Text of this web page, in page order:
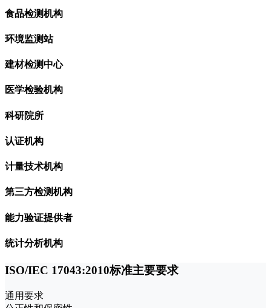
食品检测机构
环境监测站
建材检测中心
医学检验机构
科研院所
认证机构
计量技术机构
第三方检测机构
能力验证提供者
统计分析机构
ISO/IEC 17043:2010标准主要要求
通用要求